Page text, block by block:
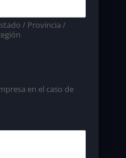
/ Provincia /
en el caso de